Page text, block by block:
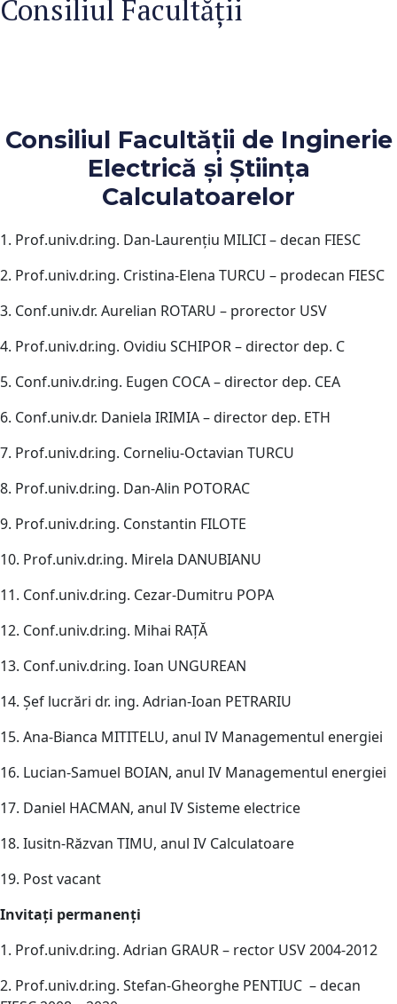
Consiliul Facultăţii
Consiliul Facultăţii de Inginerie
Electrică şi Ştiinţa
Calculatoarelor
1. Prof.univ.dr.ing. Dan-Laurenţiu MILICI – decan FIESC
2. Prof.univ.dr.ing. Cristina-Elena TURCU – prodecan FIESC
3. Conf.univ.dr. Aurelian ROTARU – prorector USV
4. Prof.univ.dr.ing. Ovidiu SCHIPOR – director dep. C
5. Conf.univ.dr.ing. Eugen COCA – director dep. CEA
6. Conf.univ.dr. Daniela IRIMIA – director dep. ETH
7. Prof.univ.dr.ing. Corneliu-Octavian TURCU
8. Prof.univ.dr.ing. Dan-Alin POTORAC
9. Prof.univ.dr.ing. Constantin FILOTE
10. Prof.univ.dr.ing. Mirela DANUBIANU
11. Conf.univ.dr.ing. Cezar-Dumitru POPA
12. Conf.univ.dr.ing. Mihai RAȚĂ
13. Conf.univ.dr.ing. Ioan UNGUREAN
14. Şef lucrări dr. ing. Adrian-Ioan PETRARIU
15. Ana-Bianca MITITELU, anul IV Managementul energiei
16. Lucian-Samuel BOIAN, anul IV Managementul energiei
17. Daniel HACMAN, anul IV Sisteme electrice
18. Iusitn-Răzvan TIMU, anul IV Calculatoare
19. Post vacant
Invitaţi permanenţi
1. Prof.univ.dr.ing. Adrian GRAUR – rector USV 2004-2012
2. Prof.univ.dr.ing. Stefan-Gheorghe PENTIUC –decan